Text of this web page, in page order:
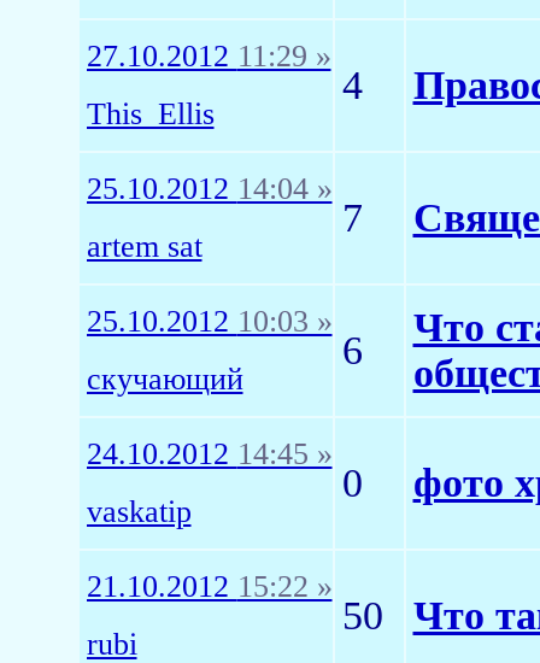
27.10.2012 11:29 »
This_Ellis
4
25.10.2012 14:04 »
artem sat
7
25.10.2012 10:03 »
скучающий
6
Что
24.10.2012 14:45 »
vaskatip
0 фото
21.10.2012 15:22 »
rubi
50 Что